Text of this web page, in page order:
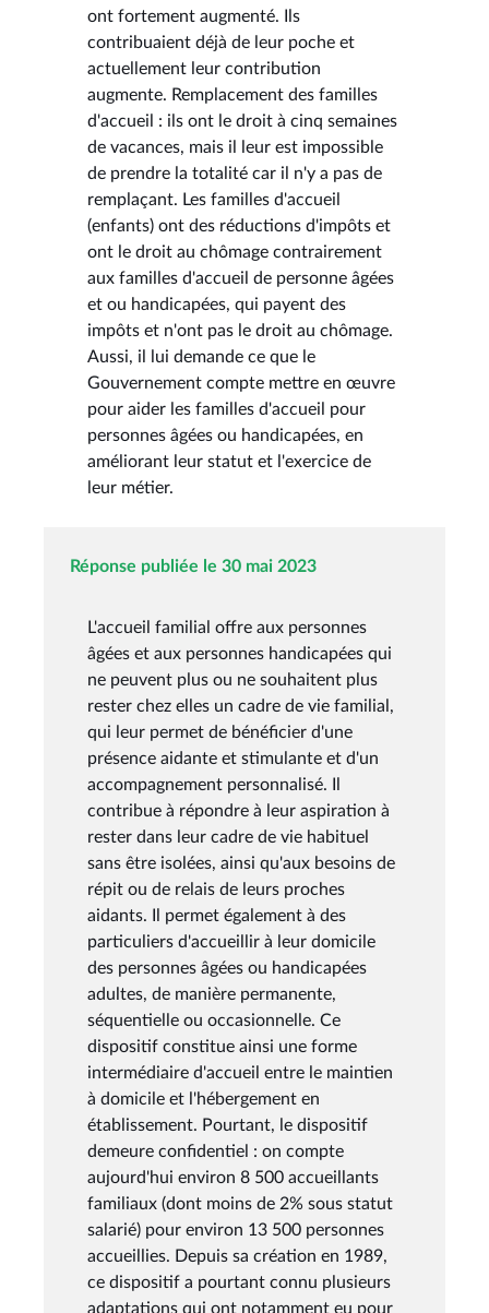
ont fortement augmenté. Ils
contribuaient déjà de leur poche et
actuellement leur contribution
augmente. Remplacement des familles
d'accueil : ils ont le droit à cinq semaines
de vacances, mais il leur est impossible
de prendre la totalité car il n'y a pas de
remplaçant. Les familles d'accueil
(enfants) ont des réductions d'impôts et
ont le droit au chômage contrairement
aux familles d'accueil de personne âgées
et ou handicapées, qui payent des
impôts et n'ont pas le droit au chômage.
Aussi, il lui demande ce que le
Gouvernement compte mettre en œuvre
pour aider les familles d'accueil pour
personnes âgées ou handicapées, en
améliorant leur statut et l'exercice de
leur métier.
Réponse publiée le 30 mai 2023
L'accueil familial offre aux personnes
âgées et aux personnes handicapées qui
ne peuvent plus ou ne souhaitent plus
rester chez elles un cadre de vie familial,
qui leur permet de bénéficier d'une
présence aidante et stimulante et d'un
accompagnement personnalisé. Il
contribue à répondre à leur aspiration à
rester dans leur cadre de vie habituel
sans être isolées, ainsi qu'aux besoins de
répit ou de relais de leurs proches
aidants. Il permet également à des
particuliers d'accueillir à leur domicile
des personnes âgées ou handicapées
adultes, de manière permanente,
séquentielle ou occasionnelle. Ce
dispositif constitue ainsi une forme
intermédiaire d'accueil entre le maintien
à domicile et l'hébergement en
établissement. Pourtant, le dispositif
demeure confidentiel : on compte
aujourd'hui environ 8 500 accueillants
familiaux (dont moins de 2% sous statut
salarié) pour environ 13 500 personnes
accueillies. Depuis sa création en 1989,
ce dispositif a pourtant connu plusieurs
adaptations qui ont notamment eu pour